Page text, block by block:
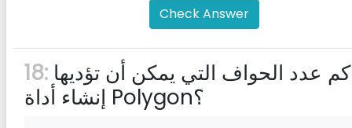
Check Answer
18:
إنشاء أداة Polygon؟